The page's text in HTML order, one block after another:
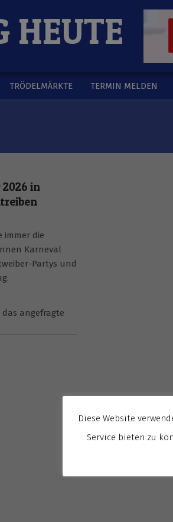
HEUTE
TRÖDELMÄRKTE TERMIN MELDEN
in
immer die
Karneval
Partys und
angefragte
Diese Website
Service bieten zu